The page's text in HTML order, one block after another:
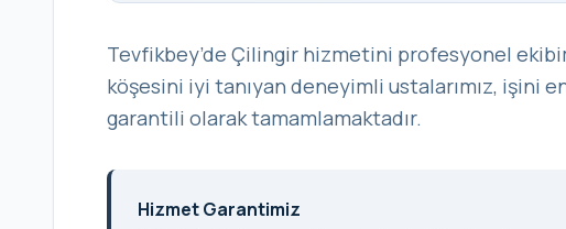
Tevfikbey’de Çilingir hizmetini profesyonel
köşesini iyi tanıyan deneyimli ustalarımız, işini
garantili olarak tamamlamaktadır.
Hizmet Garantimiz